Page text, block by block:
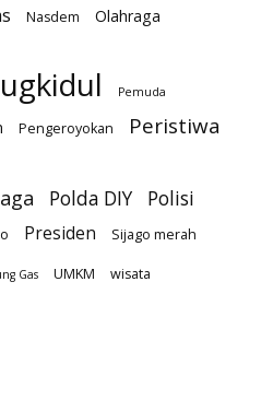
Nasdem Olahraga
Pemuda
Pengeroyokan Peristiwa
Polda DIY
Polisi
Presiden Sijago merah
Gas UMKM wisata